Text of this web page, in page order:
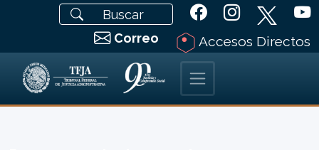
Correo Accesos Directos